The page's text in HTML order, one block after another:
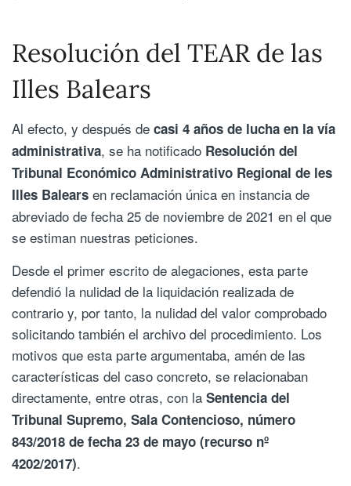
Resolución del TEAR de las
Illes Balears
Al efecto, y después de casi 4 años de lucha en la vía
administrativa, se ha notificado Resolución del
Tribunal Económico Administrativo Regional de les
Illes Balears en reclamación única en instancia de
abreviado de fecha 25 de noviembre de 2021 en el que
se estiman nuestras peticiones.
Desde el primer escrito de alegaciones, esta parte
defendió la nulidad de la liquidación realizada de
contrario y, por tanto, la nulidad del valor comprobado
solicitando también el archivo del procedimiento. Los
motivos que esta parte argumentaba, amén de las
características del caso concreto, se relacionaban
directamente, entre otras, con la Sentencia del
Tribunal Supremo, Sala Contencioso, número
843/2018 de fecha 23 de mayo (recurso nº
4202/2017).